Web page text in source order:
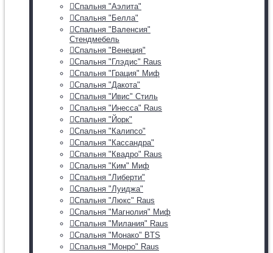
Спальня "Аэлита"
Спальня "Белла"
Спальня "Валенсия"
Стендмебель
Спальня "Венеция"
Спальня "Глэдис" Raus
Спальня "Грация" Миф
Спальня "Дакота"
Спальня "Ивис" Стиль
Спальня "Инесса" Raus
Спальня "Йорк"
Спальня "Калипсо"
Спальня "Кассандра"
Спальня "Квадро" Raus
Спальня "Ким" Миф
Спальня "Либерти"
Спальня "Луиджа"
Спальня "Люкс" Raus
Спальня "Магнолия" Миф
Спальня "Милания" Raus
Спальня "Монако" BTS
Спальня "Монро" Raus